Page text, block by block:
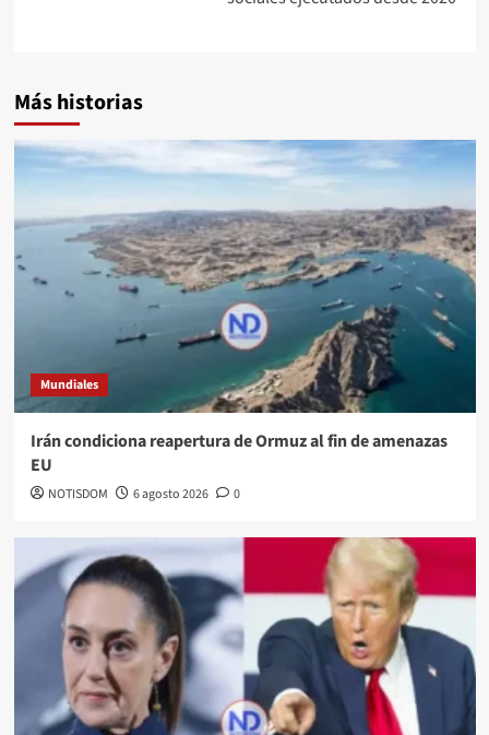
Más historias
Mundiales
Irán condiciona reapertura de Ormuz al fin de amenazas
EU
NOTISDOM 6 agosto 2026 0